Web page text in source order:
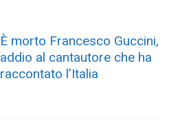
È morto Francesco Guccini,
addio al cantautore che ha
raccontato l’Italia